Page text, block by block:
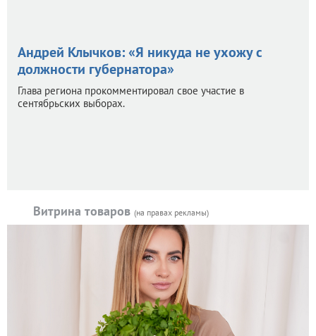
Андрей Клычков: «Я никуда не ухожу с
должности губернатора»
Глава региона прокомментировал свое участие в
сентябрьских выборах.
Витрина товаров (на правах рекламы)